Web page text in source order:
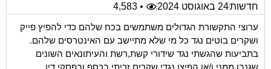
חדשות24 באוגוסט 2024
• 4,583
ערוצי התקשורת הגדולים משתמשים בכח שלהם כדי להפיץ פייק
ושקרים בוטים נגד כל מי שלא מתיישב עם האינטרסים שלהם.
בתביעות שהגשתי נגד שידורי קשת,רשת והעיתונאים השונים
שגנבו ממני ו/או הפיצו נגדי שקרים זכיתי בכסף ובפסקי דין